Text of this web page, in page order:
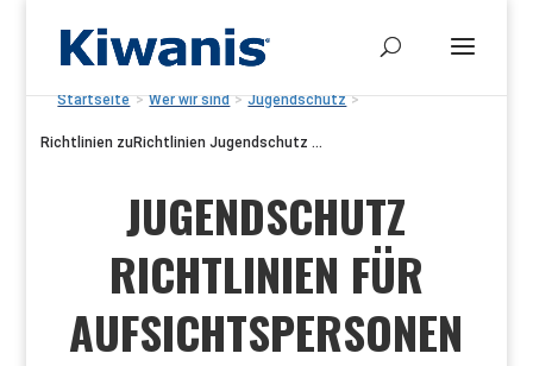
Startseite > Wer wir sind > Jugendschutz >
Richtlinien zuRichtlinien Jugendschutz ...
JUGENDSCHUTZ
RICHTLINIEN FÜR
AUFSICHTSPERSONEN